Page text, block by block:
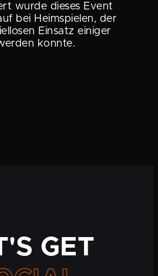
wurde dieses Event
bei Heimspielen, der
Einsatz einiger
konnte.
GET